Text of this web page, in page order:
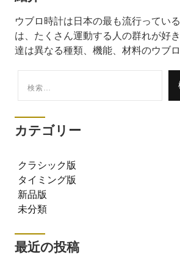
ウブロ時計は日本の最も流行ってい
は、たくさん運動する人の群れが好
達は異なる種類、機能、材料のウブ
索:
カテゴリー
クラシック版
タイミング版
新品版
未分類
最近の投稿